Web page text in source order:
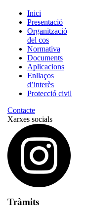
Inici
Presentació
Organització
del cos
Normativa
Documents
Aplicacions
Enllaços
d’interès
Protecció civil
Contacte
Xarxes socials
Tràmits